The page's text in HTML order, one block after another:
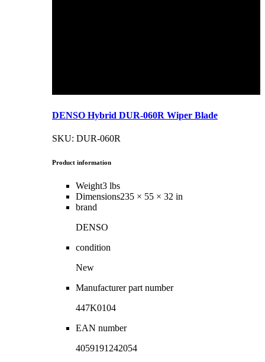
DENSO Hybrid DUR-060R Wiper Blade
SKU: DUR-060R
Product information
Weight3 lbs
Dimensions235 × 55 × 32 in
brand
DENSO
condition
New
Manufacturer part number
447K0104
EAN number
4059191242054